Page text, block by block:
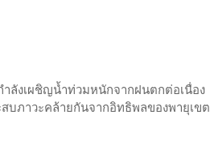
ำลังเผชิญน้ำท่วมหนักจากฝนตกต่อเนื่อง
ภาวะคล้ายกันจากอิทธิพลของพายุเขต